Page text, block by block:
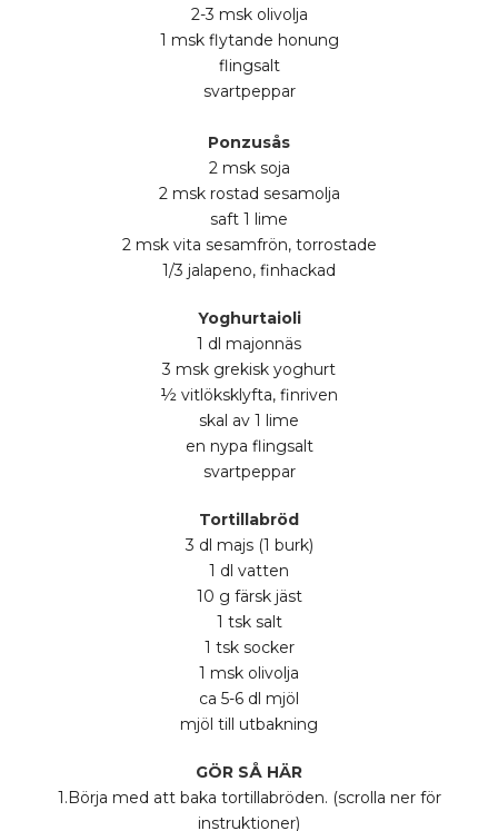
2-3 msk olivolja
1 msk flytande honung
flingsalt
svartpeppar
Ponzusås
2 msk soja
2 msk rostad sesamolja
saft 1 lime
2 msk vita sesamfrön, torrostade
1/3 jalapeno, finhackad
Yoghurtaioli
1 dl majonnäs
3 msk grekisk yoghurt
½ vitlöksklyfta, finriven
skal av 1 lime
en nypa flingsalt
svartpeppar
Tortillabröd
3 dl majs (1 burk)
1 dl vatten
10 g färsk jäst
1 tsk salt
1 tsk socker
1 msk olivolja
ca 5-6 dl mjöl
mjöl till utbakning
GÖR SÅ HÄR
1.Börja med att baka tortillabröden. (scrolla ner för
instruktioner)